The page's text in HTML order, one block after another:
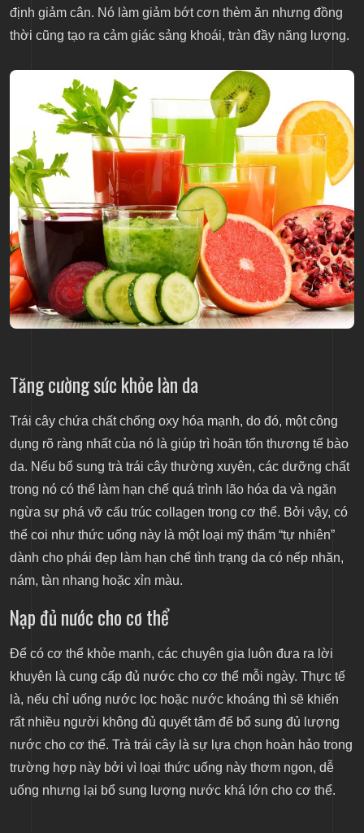
định giảm cân. Nó làm giảm bớt cơn thèm ăn nhưng đồng
thời cũng tạo ra cảm giác sảng khoái, tràn đầy năng lượng.
Tăng cường sức khỏe làn da
Trái cây chứa chất chống oxy hóa mạnh, do đó, một công
dụng rõ ràng nhất của nó là giúp trì hoãn tổn thương tế bào
da. Nếu bổ sung trà trái cây thường xuyên, các dưỡng chất
trong nó có thể làm hạn chế quá trình lão hóa da và ngăn
ngừa sự phá vỡ cấu trúc collagen trong cơ thể. Bởi vậy, có
thể coi như thức uống này là một loại mỹ thẩm “tự nhiên”
dành cho phái đẹp làm hạn chế tình trạng da có nếp nhăn,
nám, tàn nhang hoặc xỉn màu.
Nạp đủ nước cho cơ thể
Để có cơ thể khỏe mạnh, các chuyên gia luôn đưa ra lời
khuyên là cung cấp đủ nước cho cơ thể mỗi ngày. Thực tế
là, nếu chỉ uống nước lọc hoặc nước khoáng thì sẽ khiến
rất nhiều người không đủ quyết tâm để bổ sung đủ lượng
nước cho cơ thể. Trà trái cây là sự lựa chọn hoàn hảo trong
trường hợp này bởi vì loại thức uống này thơm ngon, dễ
uống nhưng lại bổ sung lượng nước khá lớn cho cơ thể.